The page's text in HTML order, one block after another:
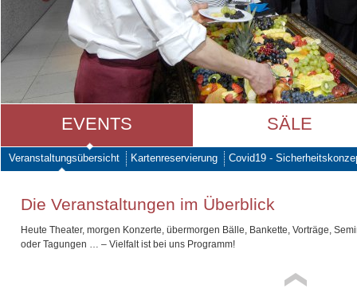
EVENTS SÄLE
Veranstaltungsübersicht Kartenreservierung Covid19 -
Die Veranstaltungen im Überblick
Heute Theater, morgen Konzerte, übermorgen Bälle, Bankette, Vorträge,
oder Tagungen … – Vielfalt ist bei uns Programm!